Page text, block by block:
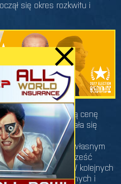
się okres rozkwitu i
rywale za wszelką cenę
aż w końcu stała się
Night został
sprawców we własnym
przechrzczone na cześć
City” – przetrwało. W kolejnych
Stanów Zjednoczonych i